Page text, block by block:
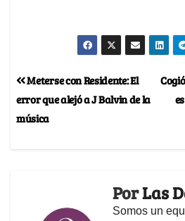
Meterse con Residente: El
error que alejó a J Balvin de la
música
PorLas
Somos un